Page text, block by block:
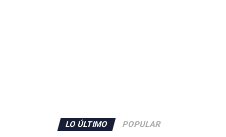
LO ÚLTIMO POPULAR